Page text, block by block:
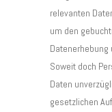
relevanten
um den
Soweit doch
Daten
gesetzlichen